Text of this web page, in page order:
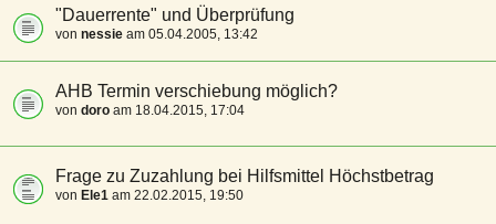
"Dauerrente" und Überprüfung
von nessie am 05.04.2005, 13:42
AHB Termin verschiebung möglich?
von doro am 18.04.2015, 17:04
Frage zu Zuzahlung bei Hilfsmittel Höchstbetrag
von Ele1 am 22.02.2015, 19:50